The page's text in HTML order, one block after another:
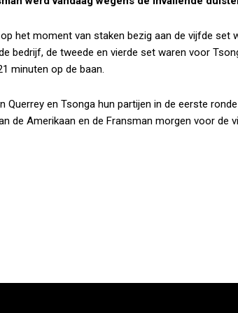
het moment van staken bezig aan de vijfde set
bedrijf, de tweede en vierde set waren voor
minuten op de baan.
Querrey en Tsonga hun partijen in de eerste
de Amerikaan en de Fransman morgen voor de